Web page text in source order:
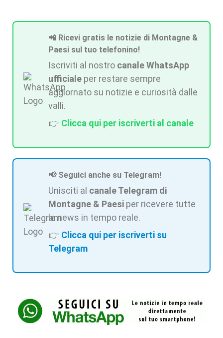
📲 Ricevi gratis le notizie di Montagne &
Paesi sul tuo telefonino!
Iscriviti al nostro canale WhatsApp
ufficiale per restare sempre
aggiornato su notizie e curiosità dalle
valli.
👉 Clicca qui per iscriverti al canale
📢 Seguici anche su Telegram!
Unisciti al canale Telegram di
Montagne & Paesi per ricevere tutte
le news in tempo reale.
👉 Clicca qui per iscriverti su
Telegram